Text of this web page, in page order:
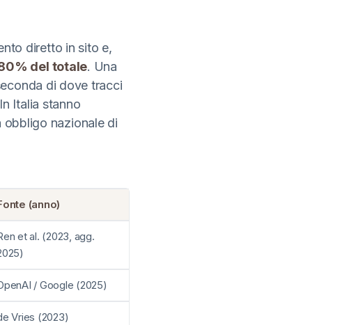
diretto in sito e,
del totale. Una
di dove tracci
Italia stanno
obbligo nazionale di
(anno)
et al. (2023, agg.
/ Google (2025)
Vries (2023)